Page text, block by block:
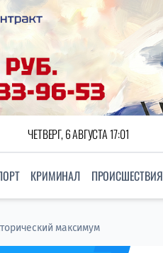
ЧЕТВЕРГ, 6 АВГУСТА 17:01
КРИМИНАЛ ПРОИСШЕСТВИЯ
максимум